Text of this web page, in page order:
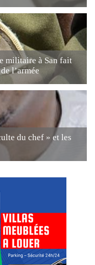
militaire à San fait
l’armée
du chef » et les